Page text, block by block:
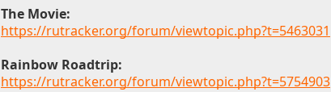
The Movie:
https://rutracker.org/forum/viewtopic.php?t=5463031
Rainbow Roadtrip:
https://rutracker.org/forum/viewtopic.php?t=5754903